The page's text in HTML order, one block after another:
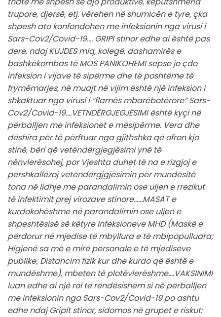
trupore, djersë, etj. vërehen në shumicën e tyre, çka
shpesh ato konfondohen me infeksionin nga virusi i
Sars-Cov2/Covid-19…. GRIPI stinor edhe ai është pas
dere, ndaj KUJDES miq, kolegë, dashamirës e
bashkëkombas të MOS PANIKOHEMI sepse jo çdo
infeksion i vijave të sipërme dhe të poshtëme të
frymëmarjes, në muajt në vijim është një infeksion i
shkaktuar nga virusi i “flamës mbarëbotërore” Sars-
Cov2/Covid-19….VETNDËRGJEGJËSIMI është kyçi në
përballjen me infeksionet e mësipërme. Vera dhe
dëshira për të përftuar nga gjithshka që ofron kjo
stinë, bëri që vetëndërgjegjësimi ynë të
nënvlerësohej, por Vjeshta duhet të na e rizgjoj e
përshkallëzoj vetëndërgjgjësimin për mundësitë
tona në lidhje me parandalimin ose uljen e rrezikut
të infektimit prej virozave stinore……MASAT e
kurdokohëshme në parandalimin ose uljen e
shpeshtësisë së këtyre infeksioneve MHD (Maskë e
përdorur në mjedise të mbyllura e të mbipopulluara;
Higjenë sa më e mirë personale e të mjediseve
publike; Distancim fizik kur dhe kurdo që është e
mundëshme), mbeten të plotëvlerëshme….VAKSINIMI
luan edhe ai një rol të rëndësishëm si në përballjen
me infeksionin nga Sars-Cov2/Covid-19 po ashtu
edhe ndaj Gripit stinor, sidomos në grupet e riskut: